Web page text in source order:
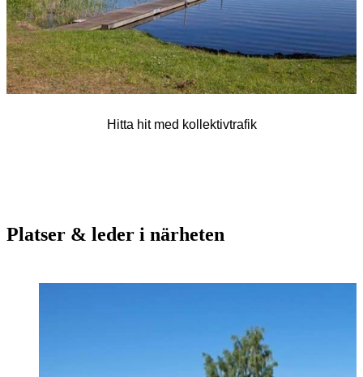
Hitta hit med kollektivtrafik
Platser & leder i närheten